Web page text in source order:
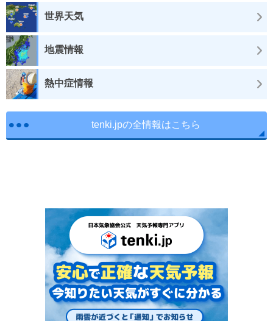
世界天気
地震情報
熱中症情報
tenki.jpの全情報はこちら